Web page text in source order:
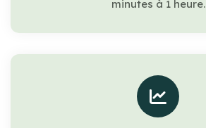
minutes à 1 heure.